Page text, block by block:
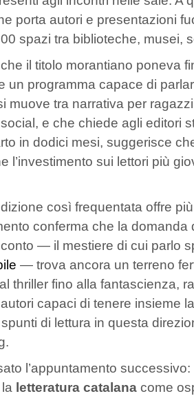
porta autori e presentazioni
spazi tra biblioteche, musei,
il titolo morantiano poneva
un programma capace di
muove tra narrativa per
e che chiede agli editori
in dodici mesi, suggerisce
l’investimento sui lettori più
così frequentata offre
conferma che la
— il mestiere di cui parlo
— trova ancora un terreno
thriller fino alla fantascienza,
capaci di tenere insieme
di lettura in questa
l’appuntamento
letteratura catalana come